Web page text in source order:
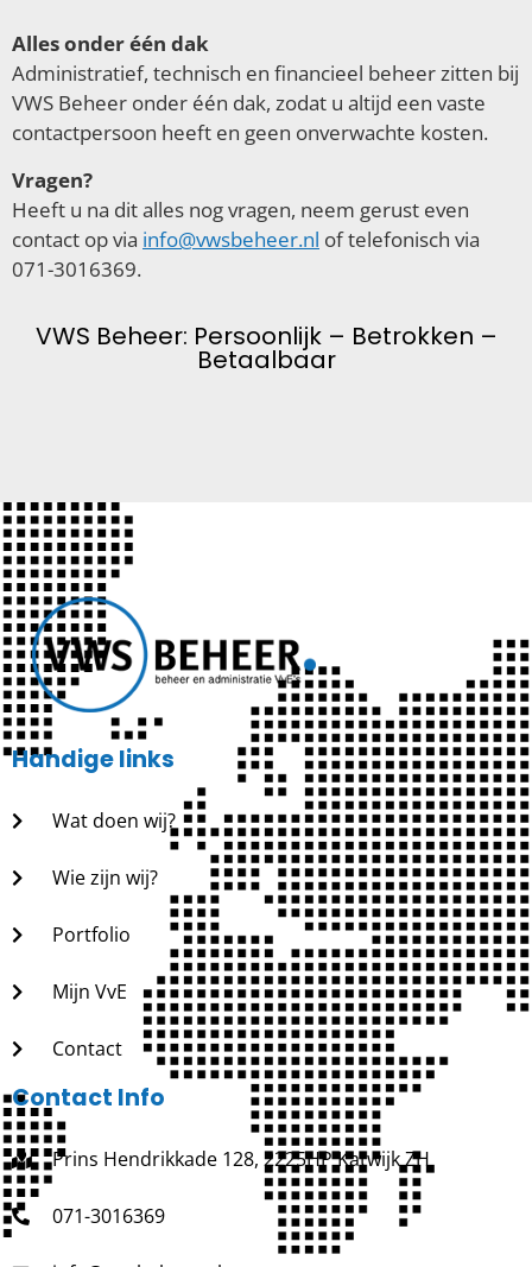
Alles onder één dak
Administratief, technisch en financieel beheer zitten bij
VWS Beheer onder één dak, zodat u altijd een vaste
contactpersoon heeft en geen onverwachte kosten.
Vragen?
Heeft u na dit alles nog vragen, neem gerust even
contact op via info@vwsbeheer.nl of telefonisch via
071-3016369.
VWS Beheer: Persoonlijk – Betrokken –
Betaalbaar
Handige links
Wat doen wij?
Wie zijn wij?
Portfolio
Mijn VvE
Contact
Contact Info
Prins Hendrikkade 128, 2225HP Katwijk ZH
071-3016369